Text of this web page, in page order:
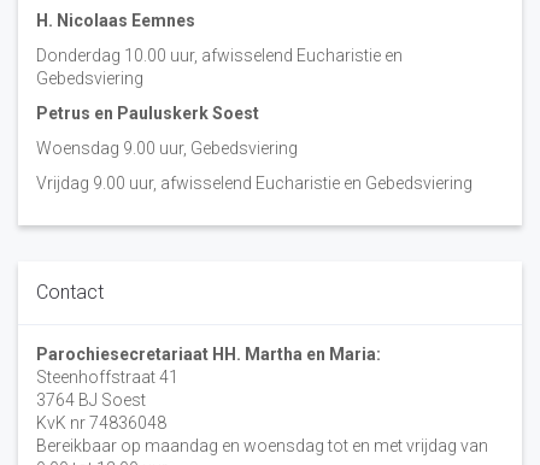
H. Nicolaas Eemnes
Donderdag 10.00 uur, afwisselend Eucharistie en
Gebedsviering
Petrus en Pauluskerk Soest
Woensdag 9.00 uur, Gebedsviering
Vrijdag 9.00 uur, afwisselend Eucharistie en Gebedsviering
Contact
Parochiesecretariaat HH. Martha en Maria:
Steenhoffstraat 41
3764 BJ Soest
KvK nr 74836048
Bereikbaar op maandag en woensdag tot en met vrijdag van